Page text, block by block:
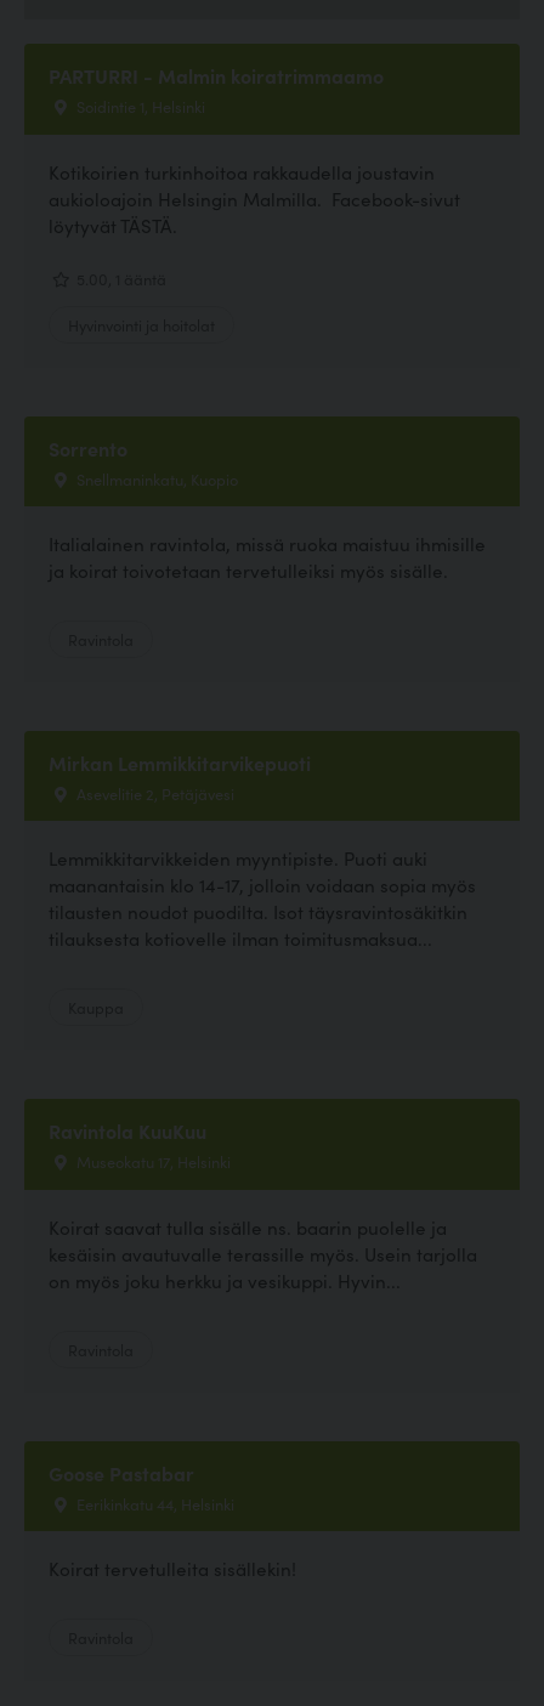
PARTURRI - Malmin koiratrimmaamo
Soidintie 1, Helsinki
Kotikoirien turkinhoitoa rakkaudella joustavin
aukioloajoin Helsingin Malmilla. Facebook-sivut
löytyvät TÄSTÄ.
Sorrento
Snellmaninkatu, Kuopio
Italialainen ravintola, missä ruoka maistuu ihmisille
ja koirat toivotetaan tervetulleiksi myös sisälle.
Mirkan Lemmikkitarvikepuoti
Asevelitie 2, Petäjävesi
Lemmikkitarvikkeiden myyntipiste. Puoti auki
maanantaisin klo 14-17, jolloin voidaan sopia myös
tilausten noudot puodilta. Isot täysravintosäkitkin
tilauksesta kotiovelle ilman toimitusmaksua...
Ravintola KuuKuu
Museokatu 17, Helsinki
Koirat saavat tulla sisälle ns. baarin puolelle ja
kesäisin avautuvalle terassille myös. Usein tarjolla
on myös joku herkku ja vesikuppi. Hyvin...
Goose Pastabar
Eerikinkatu 44, Helsinki
Koirat tervetulleita sisällekin!